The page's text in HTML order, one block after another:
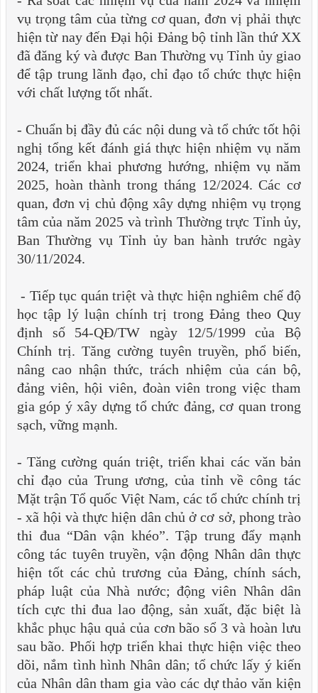
vụ trọng tâm của từng cơ quan, đơn vị phải thực
hiện từ nay đến Đại hội Đảng bộ tỉnh lần thứ XX
đã đăng ký và được Ban Thường vụ Tỉnh ủy giao
để tập trung lãnh đạo, chỉ đạo tổ chức thực hiện
với chất lượng tốt nhất.
-Chuẩn bị đầy đủ các nội dung và tổ chức tốt hội
nghị tổng kết đánh giá thực hiện nhiệm vụ năm
2024, triển khai phương hướng, nhiệm vụ năm
2025, hoàn thành trong tháng 12/2024. Các cơ
quan, đơn vị chủ động xây dựng nhiệm vụ trọng
tâm của năm 2025 và trình Thường trực Tỉnh ủy,
Ban Thường vụ Tỉnh ủy ban hành trước ngày
30/11/2024.
- Tiếp tục quán triệt và thực hiện nghiêm chế độ
học tập lý luận chính trị trong Đảng theo Quy
định số 54-QĐ/TW ngày 12/5/1999 của Bộ
Chính trị. Tăng cường tuyên truyền, phổ biến,
nâng cao nhận thức, trách nhiệm của cán bộ,
đảng viên, hội viên, đoàn viên trong việc tham
gia góp ý xây dựng tổ chức đảng, cơ quan trong
sạch, vững mạnh.
-Tăng cường quán triệt, triển khai các văn bản
chỉ đạo của Trung ương, của tỉnh về công tác
Mặt trận Tổ quốc Việt Nam, các tổ chức chính trị
- xã hội và thực hiện dân chủ ở cơ sở, phong trào
thi đua “Dân vận khéo”. Tập trung đẩy mạnh
công tác tuyên truyền, vận động Nhân dân thực
hiện tốt các chủ trương của Đảng, chính sách,
pháp luật của Nhà nước; động viên Nhân dân
tích cực thi đua lao động, sản xuất, đặc biệt là
khắc phục hậu quả của cơn bão sổ 3 và hoàn lưu
sau bão. Phối hợp triển khai thực hiện việc theo
dõi, nắm tình hình Nhân dân; tổ chức lấy ý kiến
của Nhân dân tham gia vào các dự thảo văn kiện